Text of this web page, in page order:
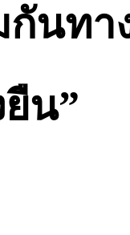
นทา
น”